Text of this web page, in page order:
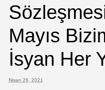
Mayıs
İsyan Her
Nisan 26, 2021